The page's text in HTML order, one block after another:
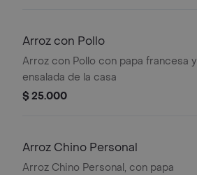
Arroz con Pollo
Arroz con Pollo con papa francesa y
ensalada de la casa
$ 25.000
Arroz Chino Personal
Arroz Chino Personal, con papa